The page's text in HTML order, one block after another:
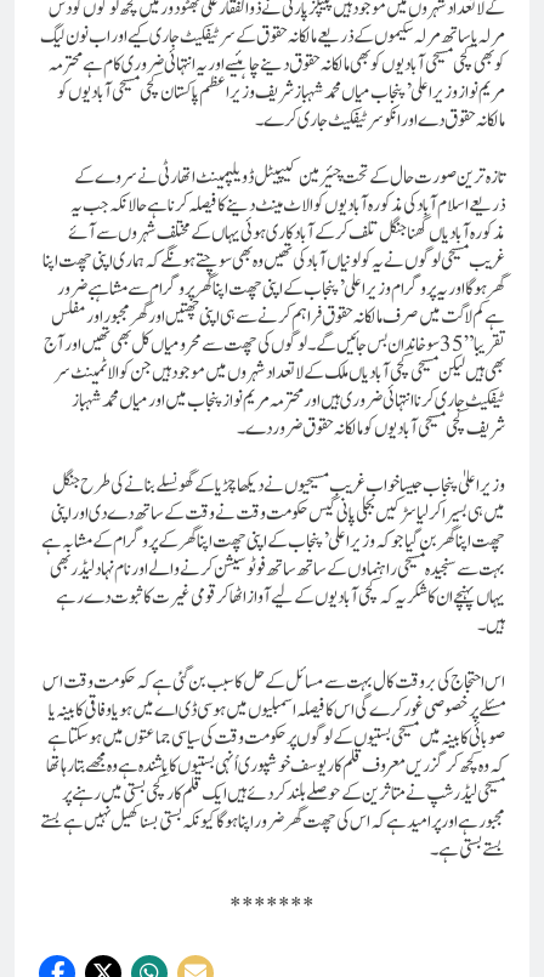
کے لاتعداد شہروں میں موجود ہیں پیپلز پارٹی نے ذوالفقار علی بھٹو دور میں کچھ لوگوں کو دس
مرلہ یا ساتھ مرلہ سکیموں کے ذریعے مالکانہ حقوق کے سر ٹیفکیٹ جاری کیے اور اب نون لیگ
کو بھی کچی مسیحی آبادیوں کو بھی مالکانہ حقوق دینے چاہئیے اور یہ انتہائی ضروری کام ہے محترمہ
مریم نواز وزیر اعلی’ پنجاب میاں محمد شہباز شریف وزیر اعظم پاکستان کچی مسیحی آبادیوں کو
مالکانہ حقوق دے اور انکو سرٹیفکیٹ جاری کرے۔
تازہ ترین صورت حال کے تحت چئیرمین کیپیٹل ڈویلپمینٹ اتھارٹی نے سروے کے
ذریعے اسلام آباد کی مذکورہ آبادیوں کو الاٹ مینٹ دینے کا فیصلہ کرنا ہے حالانکہ جب یہ
مذکورہ آبادیاں گھنا جنگل تلف کرکے آباد کاری ہوئی یہاں کے مختلف شہروں سے آئے
غریب مسیحی لوگوں نے یہ کولونیاں آباد کی تھیں وہ بھی سوچتے ہونگے کہ ہماری اپنی چھت اپنا
گھر ہوگا اور یہ پروگرام وزیر اعلی’ پنجاب کے اپنی چھت اپنا گھر پروگرام سے مشاہبے ضرور
ہے کم لاگت میں صرف مالکانہ حقوق فراہم کرنے سے ہی اپنی چھتیں اور گھر مجبور اور مفلس
تقریبا” 35 سو خاندان بس جائیں گے۔
لوگوں کی چھت سے محرومیاں کل بھی تھیں اور آج
بھی ہیں لیکن مسیحی کچی آبادیاں ملک کے لاتعداد شہروں میں موجود ہیں جن کو الاٹمینٹ سر
ٹیفکیٹ جاری کرنا انتہائی ضروری ہیں اور محترمہ مریم نواز پنجاب میں اور میاں محمد شہباز
شریف کچی مسیحی آبادیوں کو مالکانہ حقوق ضرور دے۔
وزیر اعلیٰ پنجاب جیسا خواب غریب مسیحیوں نے دیکھا چڑیا کے گھونسلے بنانے کی طرح جنگل
میں ہی بسیرا کر لیا سڑکیں بجلی پانی گیس حکومت وقت نے وقت کے ساتھ دے دی اور اپنی
چھت اپنا گھر بن گیا جو کہ وزیر اعلی’ پنجاب کے اپنی چھت اپنا گھر کے پروگرام کے مشابہ ہے
بہت سے سنجیدہ مسیحی راہنماوں کے ساتھ ساتھ فوٹو سیشن کرنے والے اور نام نہاد لیڈر بھی
یہاں پہنچے ان کا شکریہ کہ کچی آبادیوں کے لیے آواز اٹھا کر قومی غیرت کا ثبوت دے رہے
ہیں۔
اس احتجاج کی بر وقت کال بہت سے مسائل کے حل کا سبب بن گئی ہے کہ حکومت وقت اس
مسئلے پر خصوصی غور کرے گی اس کا فیصلہ اسمبلیوں میں ہو سی ڈی اے میں ہو یا وفاقی کابینہ یا
صوبائی کابینہ میں مسیحی بستیوں کے لوگوں پر حکومت وقت کی سیاسی جماعتوں میں ہو سکتا ہے
کہ وہ کچھ کر گزریں معروف قلم کار یوسف خوشپوری اُنہی بستیوں کا باشندہ ہے وہ مجھے بتا رہا تھا
مسیحی لیڈر شپ نے متاثرین کے حوصلے بلند کر دئے ہیں ایک قلم کار کچی بستی میں رہنے پر
مجبور ہے اور پر امید ہے کہ اس کی چھت گھر ضرور اپنا ہوگاکیونکہ بستی بسنا کھیل نہیں ہے بستے
بستے بستی ہے۔
*******